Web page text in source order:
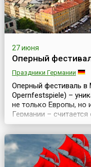
27 июня
Оперный
Праздники Германии
Оперный фестиваль в
Opernfestspiele) –
не только Европы, но
Германии –
мировой оперной
любителей
проводится Оперный
конце июня и длится
пр...